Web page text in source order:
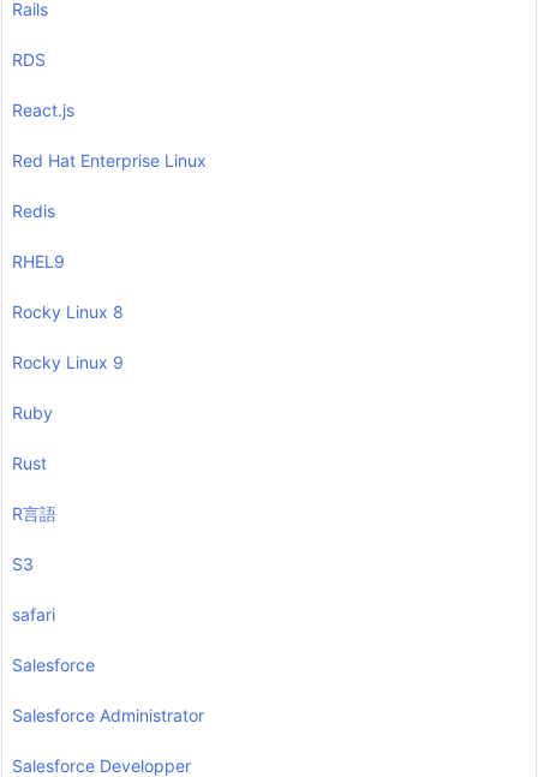
Rails
RDS
React.js
Red Hat Enterprise Linux
Redis
RHEL9
Rocky Linux 8
Rocky Linux 9
Ruby
Rust
R言語
S3
safari
Salesforce
Salesforce Administrator
Salesforce Developper